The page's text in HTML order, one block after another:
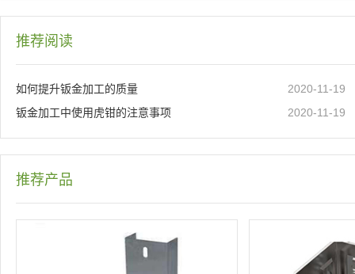
推荐阅读
如何提升钣金加工的质量 2020-11-19
钣金加工中使用虎钳的注意事项 2020-11-19
推荐产品